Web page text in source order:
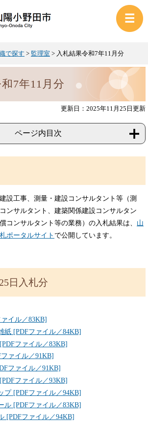
で探す > 監理室 > 入札結果令和7年11月分
7年11月分
更新日：2025年11月25日更新
ページ内目次
設工事、測量・建設コンサルタント等（測
ンサルタント、建築関係建設コンサルタン
コンサルタント等の業務）の入札結果は、 山
ポータルサイト で公開しています。
日入札分
イル／83KB]
紙 [PDFファイル／84KB]
ファイル／83KB]
ァイル／91KB]
ファイル／91KB]
ファイル／93KB]
プ [PDFファイル／94KB]
ル [PDFファイル／83KB]
[PDFファイル／94KB]